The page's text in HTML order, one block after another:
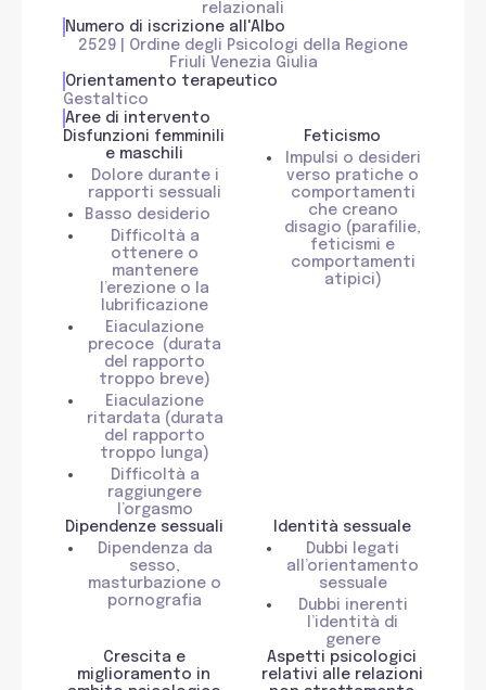
relazionali
Numero di iscrizione all'Albo
2529 | Ordine degli Psicologi della Regione
Friuli Venezia Giulia
Orientamento terapeutico
Gestaltico
Aree di intervento
Disfunzioni femminili
e maschili
Dolore durante i
rapporti sessuali
Basso desiderio
Difficoltà a
ottenere o
mantenere
l’erezione o la
lubrificazione
Eiaculazione
precoce (durata
del rapporto
troppo breve)
Eiaculazione
ritardata (durata
del rapporto
troppo lunga)
Difficoltà a
raggiungere
l’orgasmo
Feticismo
Impulsi o desideri
verso pratiche o
comportamenti
che creano
disagio (parafilie,
feticismi e
comportamenti
atipici)
Dipendenze sessuali
Dipendenza da
sesso,
masturbazione o
pornografia
Identità sessuale
Dubbi legati
all’orientamento
sessuale
Dubbi inerenti
l’identità di
genere
Crescita e
miglioramento in
Aspetti psicologici
relativi alle relazioni